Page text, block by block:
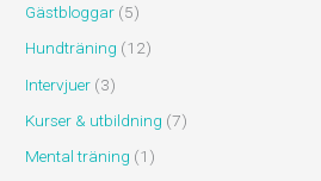
Gästbloggar (5)
Hundträning (12)
Intervjuer (3)
Kurser & utbildning (7)
Mental träning (1)